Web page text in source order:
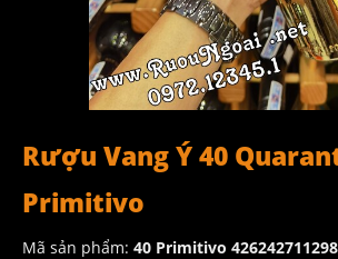
Rượu Vang Ý 40
Primitivo
Mã sản phẩm: 40 Primitivo